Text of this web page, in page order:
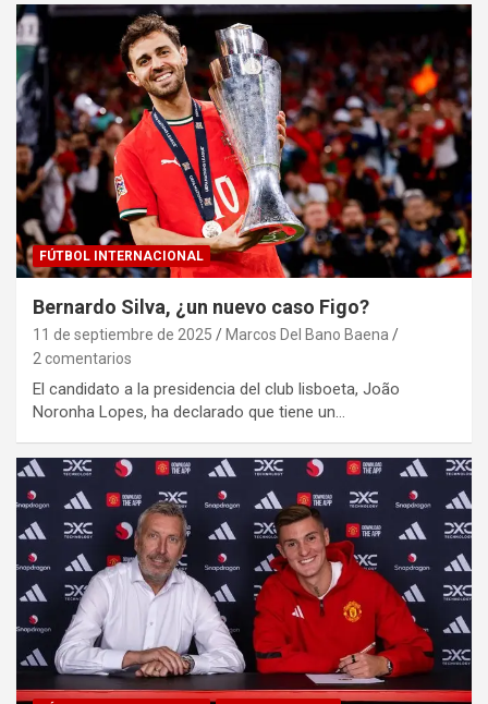
FÚTBOL INTERNACIONAL
Bernardo Silva, ¿un nuevo caso Figo?
11 de septiembre de 2025
Marcos Del Bano Baena
2 comentarios
El candidato a la presidencia del club lisboeta, João
Noronha Lopes, ha declarado que tiene un…